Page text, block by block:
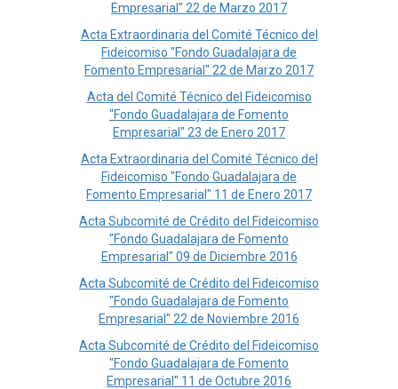
Empresarial" 22 de Marzo 2017
Acta Extraordinaria del Comité Técnico del
Fideicomiso "Fondo Guadalajara de
Fomento Empresarial" 22 de Marzo 2017
Acta del Comité Técnico del Fideicomiso
"Fondo Guadalajara de Fomento
Empresarial" 23 de Enero 2017
Acta Extraordinaria del Comité Técnico del
Fideicomiso "Fondo Guadalajara de
Fomento Empresarial" 11 de Enero 2017
Acta Subcomité de Crédito del Fideicomiso
"Fondo Guadalajara de Fomento
Empresarial" 09 de Diciembre 2016
Acta Subcomité de Crédito del Fideicomiso
"Fondo Guadalajara de Fomento
Empresarial" 22 de Noviembre 2016
Acta Subcomité de Crédito del Fideicomiso
"Fondo Guadalajara de Fomento
Empresarial" 11 de Octubre 2016